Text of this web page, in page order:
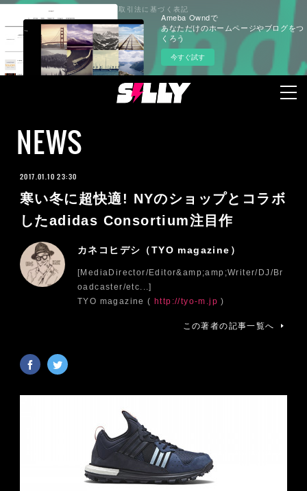
Ameba Owndで
あなただけのホームページやブログをつ
くろう
今すぐ試す
NEWS
2017.01.10 23:30
寒い冬に超快適! NYのショップとコラボ
したadidas Consortium注目作
カネコヒデシ（TYO magazine）
[MediaDirector/Editor&amp;amp;Writer/DJ/Br
oadcaster/etc...]
TYO magazine ( http://tyo-m.jp )
この著者の記事一覧へ
プライバシーポリシー 特定商取引法に基づく表記